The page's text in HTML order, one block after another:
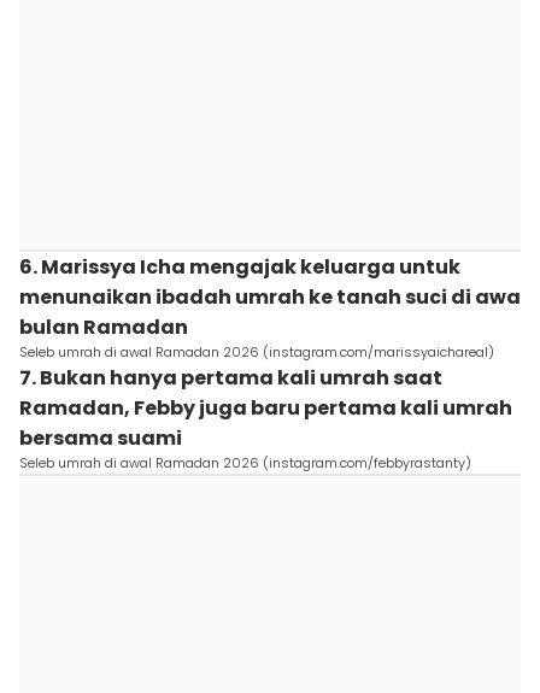
6. Marissya Icha mengajak keluarga untuk
menunaikan ibadah umrah ke tanah suci di awa
bulan Ramadan
Seleb umrah di awal Ramadan 2026 (instagram.com/marissyaichareal)
7. Bukan hanya pertama kali umrah saat
Ramadan, Febby juga baru pertama kali umrah
bersama suami
Seleb umrah di awal Ramadan 2026 (instagram.com/febbyrastanty)